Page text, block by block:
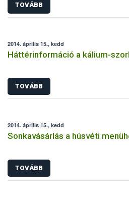
TOVÁBB
2014. április 15., kedd
Háttérinformáció a kálium-
TOVÁBB
2014. április 15., kedd
Sonkavásárlás a húsvéti
TOVÁBB